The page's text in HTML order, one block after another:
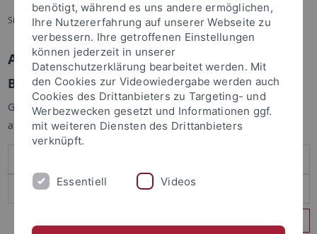
Sie sind hier: Startseite
Anmelden
Benutzeranmeldung
Geben Sie Ihren Benutzernamen und Ihr Passwort an um sich
anzumelden:
benötigt, während es uns andere ermöglichen,
Ihre Nutzererfahrung auf unserer Webseite zu
verbessern. Ihre getroffenen Einstellungen
können jederzeit in unserer
Datenschutzerklärung bearbeitet werden. Mit
den Cookies zur Videowiedergabe werden auch
Cookies des Drittanbieters zu Targeting- und
Werbezwecken gesetzt und Informationen ggf.
mit weiteren Diensten des Drittanbieters
verknüpft.
Essentiell Videos